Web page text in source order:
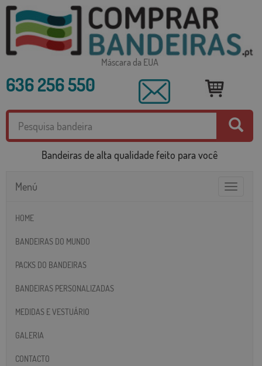
Máscara da EUA
636 256 550
Bandeiras de alta qualidade feito para você
Toggle
Menú
HOME
BANDEIRAS DO MUNDO
PACKS DO BANDEIRAS
BANDEIRAS PERSONALIZADAS
MEDIDAS E VESTUÁRIO
GALERIA
CONTACTO